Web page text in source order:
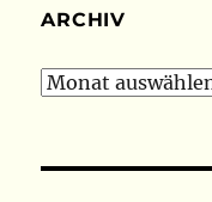
ARCHIV
Archiv